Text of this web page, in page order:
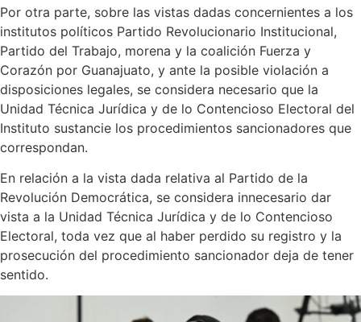
Por otra parte, sobre las vistas dadas concernientes a los
institutos políticos Partido Revolucionario Institucional,
Partido del Trabajo, morena y la coalición Fuerza y
Corazón por Guanajuato, y ante la posible violación a
disposiciones legales, se considera necesario que la
Unidad Técnica Jurídica y de lo Contencioso Electoral del
Instituto sustancie los procedimientos sancionadores que
correspondan.
En relación a la vista dada relativa al Partido de la
Revolución Democrática, se considera innecesario dar
vista a la Unidad Técnica Jurídica y de lo Contencioso
Electoral, toda vez que al haber perdido su registro y la
prosecución del procedimiento sancionador deja de tener
sentido.